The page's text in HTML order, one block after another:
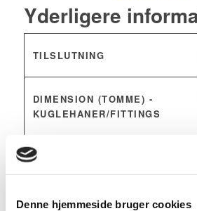
Denne hjemmeside bruger cookies
Yderligere
TILSLUTNING
DIMENSION (TOMME) -
KUGLEHANER/FITTINGS
MATERIALE - KUGLEHANE
BETJENING